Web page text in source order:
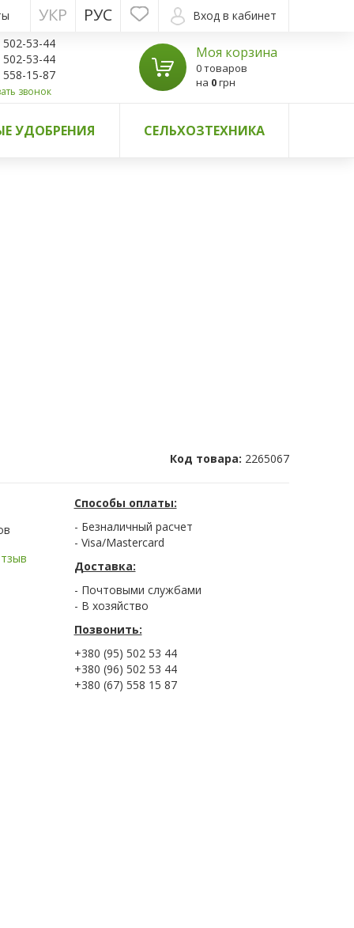
Вход в кабинет
РУС
УКР
502-53-44
502-53-44
558-15-87
звонок
Моя корзина
0 товаров
на 0грн
УДОБРЕНИЯ СЕЛЬХОЗТЕХНИКА
Код товара: 2265067
Способы оплаты:
- Безналичный расчет
- Visa/Mastercard
Доставка:
- Почтовыми службами
- В хозяйство
Позвонить:
+380 (95) 502 53 44
+380 (96) 502 53 44
+380 (67) 558 15 87